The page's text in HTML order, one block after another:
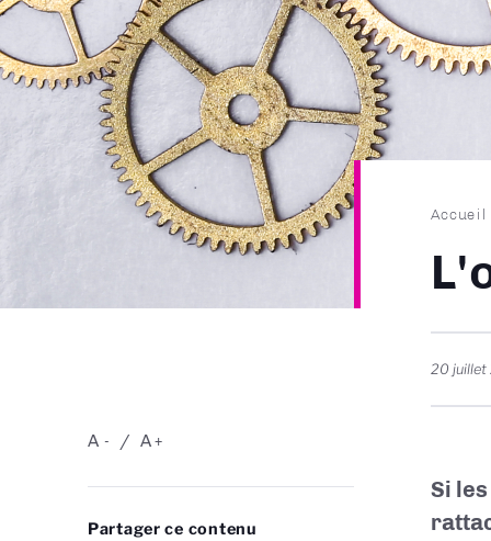
-
A +
A
Partager ce contenu
Fil
Accueil
20 juillet
Si